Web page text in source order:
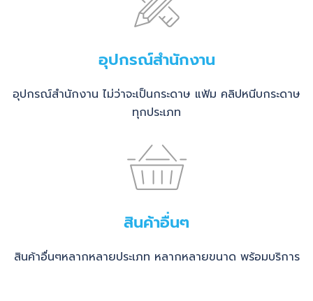
อุปกรณ์สำนักงาน
อุปกรณ์สำนักงาน ไม่ว่าจะเป็นกระดาษ แฟ้ม คลิปหนีบกระดาษ
ทุกประเภท
สินค้าอื่นๆ
สินค้าอื่นๆหลากหลายประเภท หลากหลายขนาด พร้อมบริการ